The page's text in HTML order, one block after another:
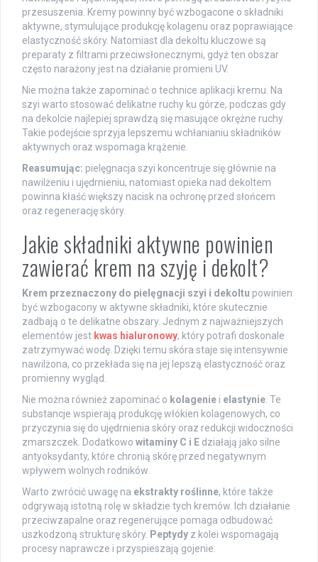
przesuszenia. Kremy powinny być wzbogacone o składniki
aktywne, stymulujące produkcję kolagenu oraz poprawiające
elastyczność skóry. Natomiast dla dekoltu kluczowe są
preparaty z filtrami przeciwsłonecznymi, gdyż ten obszar
często narażony jest na działanie promieni UV.
Nie można także zapominać o technice aplikacji kremu. Na
szyi warto stosować delikatne ruchy ku górze, podczas gdy
na dekolcie najlepiej sprawdzą się masujące okrężne ruchy.
Takie podejście sprzyja lepszemu wchłanianiu składników
aktywnych oraz wspomaga krążenie.
Reasumując: pielęgnacja szyi koncentruje się głównie na
nawilżeniu i ujędrnieniu, natomiast opieka nad dekoltem
powinna kłaść większy nacisk na ochronę przed słońcem
oraz regenerację skóry.
Jakie składniki aktywne powinien
zawierać krem na szyję i dekolt?
Krem przeznaczony do pielęgnacji szyi i dekoltu powinien
być wzbogacony w aktywne składniki, które skutecznie
zadbają o te delikatne obszary. Jednym z najważniejszych
elementów jest kwas hialuronowy, który potrafi doskonale
zatrzymywać wodę. Dzięki temu skóra staje się intensywnie
nawilżona, co przekłada się na jej lepszą elastyczność oraz
promienny wygląd.
Nie można również zapominać o kolagenie i elastynie . Te
substancje wspierają produkcję włókien kolagenowych, co
przyczynia się do ujędrnienia skóry oraz redukcji widoczności
zmarszczek. Dodatkowo witaminy C i E działają jako silne
antyoksydanty, które chronią skórę przed negatywnym
wpływem wolnych rodników.
Warto zwrócić uwagę na ekstrakty roślinne, które także
odgrywają istotną rolę w składzie tych kremów. Ich działanie
przeciwzapalne oraz regenerujące pomaga odbudować
uszkodzoną strukturę skóry. Peptydy z kolei wspomagają
procesy naprawcze i przyspieszają gojenie.